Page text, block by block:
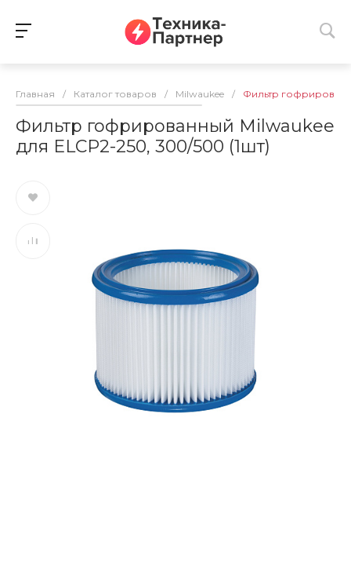
Главная / Каталог товаров / Milwaukee / Фильтр
Фильтр гофрированный Milwaukee
для ELCP2-250, 300/500 (1шт)